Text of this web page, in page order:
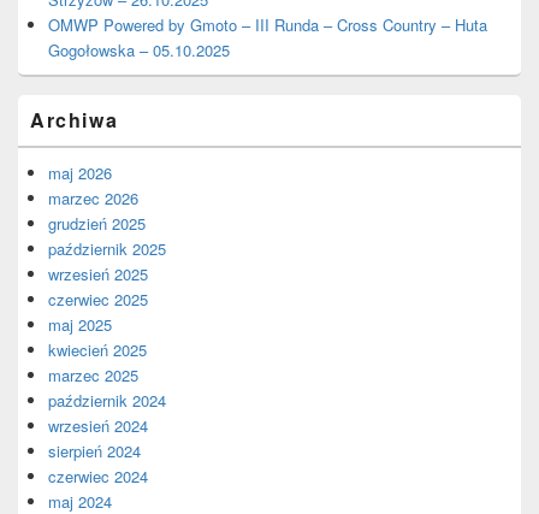
OMWP Powered by Gmoto – III Runda – Cross Country – Huta
Gogołowska – 05.10.2025
Archiwa
maj 2026
marzec 2026
grudzień 2025
październik 2025
wrzesień 2025
czerwiec 2025
maj 2025
kwiecień 2025
marzec 2025
październik 2024
wrzesień 2024
sierpień 2024
czerwiec 2024
maj 2024